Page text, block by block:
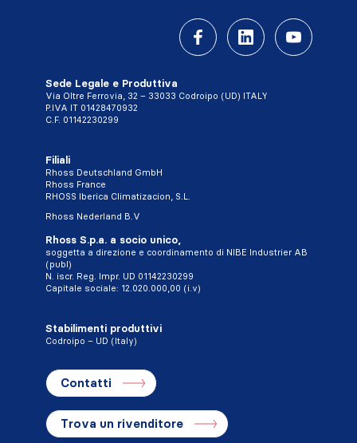
Sede Legale e Produttiva
Via Oltre Ferrovia, 32 – 33033 Codroipo (UD) ITALY
P.IVA IT 01428470932
C.F. 01142230299
Filiali
Rhoss Deutschland GmbH
Rhoss France
RHOSS Iberica Climatizacion, S.L.
Rhoss Nederland B.V
Rhoss S.p.a. a socio unico,
soggetta a direzione e coordinamento di NIBE Industrier AB
(publ)
N. iscr. Reg. Impr. UD 01142230299
Capitale sociale: 12.020.000,00 (i.v)
Stabilimenti produttivi
Codroipo – UD (Italy)
Contatti
Trova un rivenditore